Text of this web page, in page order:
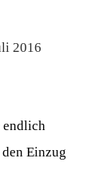
2016
endlich
Einzug